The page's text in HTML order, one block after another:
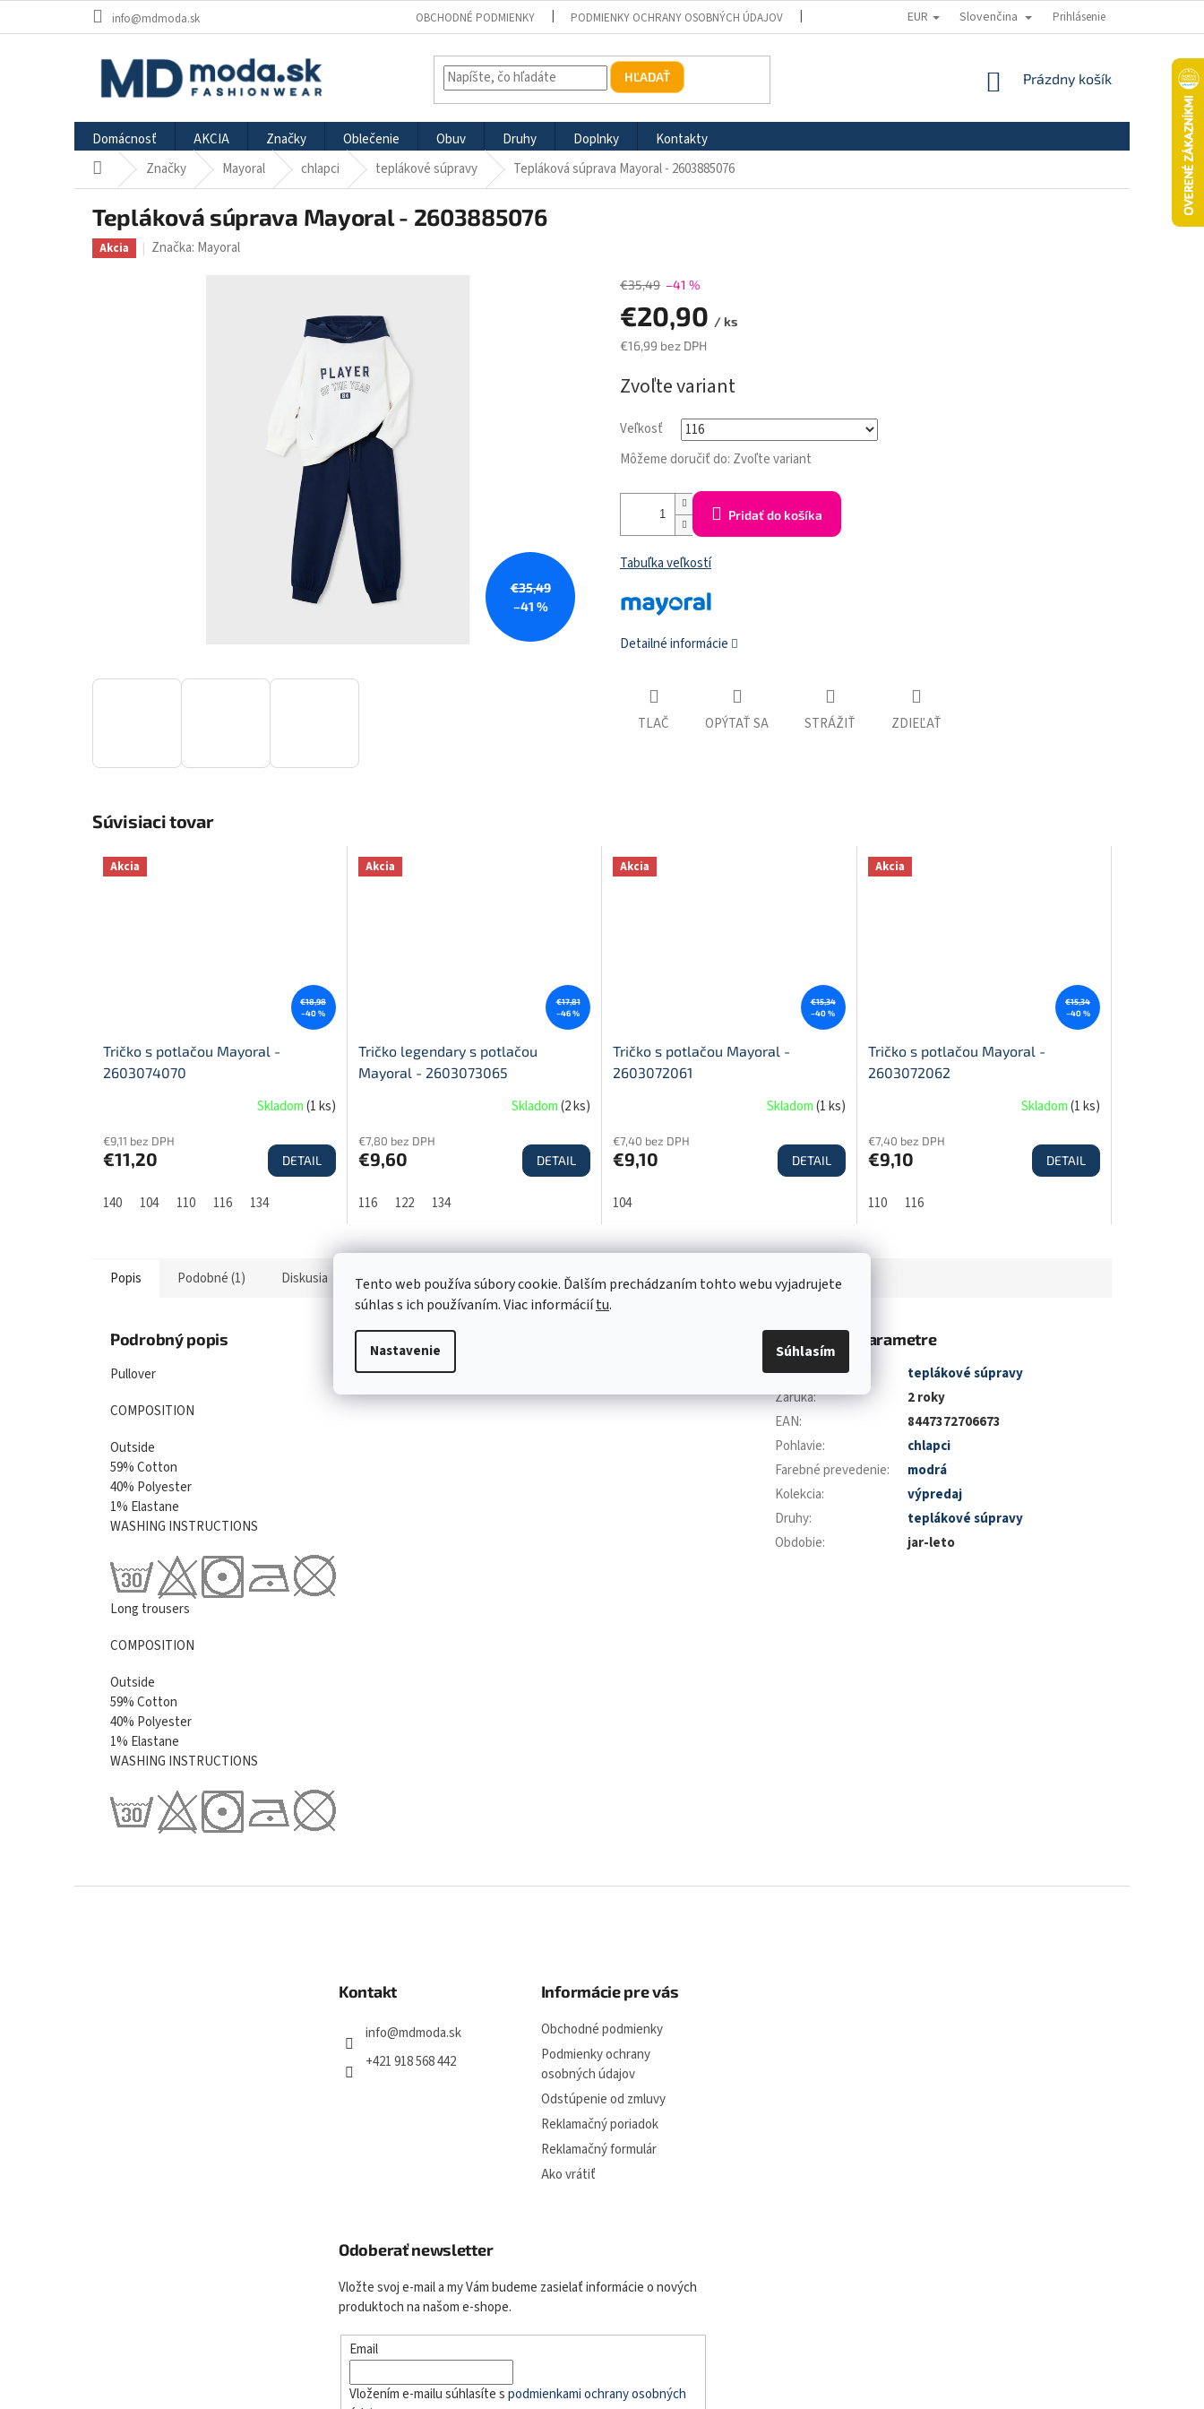
Tento web používa súbory cookie. Ďalším prechádzaním tohto webu vyjadrujete
súhlas s ich používaním. Viac informáciítu.
Nastavenie Súhlasím
info@mdmoda.sk OBCHODNÉ PODMIENKY PODMIENKY OCHRANY OSOBNÝCH ÚDAJOV ODSTÚPENIE OD ZMLUVY REKLAMAČNÝ PORIADOK
EUR Slovenčina Prihlásenie
HĽADAŤ
NÁKUPNÝ
Prázdny košík
Domácnosť AKCIA Značky Oblečenie Obuv Druhy Doplnky
Kontakty
DomovZnačky Mayoral chlapci teplákové súpravy Tepláková súprava Mayoral - 2603885076
Tepláková súprava Mayoral - 2603885076
Akcia Značka: Mayoral
€35,49
–41 %
€35,49 –41 %
€20,90 / ks
€16,99 bez DPH
cena:
Zvoľte variant
Veľkosť
Môžeme doručiť do: Zvoľte variant
Pridať do košíka
Tabuľka veľkostí
Detailné informácie
TLAČ OPÝTAŤ SA STRÁŽIŤ ZDIEĽAŤ
Súvisiaci tovar
Akcia
€18,98
–40 %
Tričko s potlačou Mayoral -
2603074070
Skladom(1 ks)
€9,11 bez DPH
€11,20 DETAIL
140 104 110 116 134
Akcia
€17,81
–46 %
Tričko legendary s potlačou
Mayoral - 2603073065
Skladom(2 ks)
€7,80 bez DPH
€9,60 DETAIL
116 122 134
Akcia
€15,34
–40 %
Tričko s potlačou Mayoral -
2603072061
Skladom(1 ks)
€7,40 bez DPH
€9,10 DETAIL
104
Akcia
€15,34
–40 %
Tričko s potlačou Mayoral -
2603072062
Skladom(1 ks)
€7,40 bez DPH
€9,10 DETAIL
110 116
Popis Podobné (1) Diskusia
Podrobný popis
Pullover
COMPOSITION
Outside
59% Cotton
40% Polyester
1% Elastane
WASHING INSTRUCTIONS
Long trousers
COMPOSITION
Outside
59% Cotton
40% Polyester
1% Elastane
WASHING INSTRUCTIONS
Dodatočné parametre
Kategória:
teplákové súpravy
Záruka:
2 roky
EAN:
8447372706673
Pohlavie:
chlapci
Farebné prevedenie:
modrá
Kolekcia:
výpredaj
Druhy:
teplákové súpravy
Obdobie: jar-leto
Kontakt
info@mdmoda.sk
+421 918 568 442
Informácie pre vás
Obchodné podmienky
Podmienky ochrany
osobných údajov
Odstúpenie od zmluvy
Reklamačný poriadok
Reklamačný formulár
Ako vrátiť
Odoberať newsletter
Vložte svoj e-mail a my Vám budeme zasielať informácie o nových
produktoch na našom e-shope.
Email
Vložením e-mailu súhlasíte spodmienkami ochrany osobných